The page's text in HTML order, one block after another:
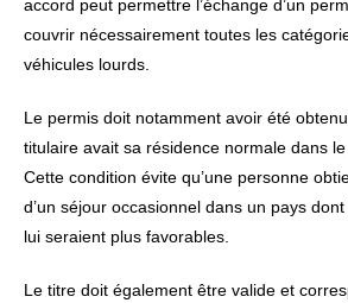
accord peut permettre l’échange d’un
couvrir nécessairement toutes les
véhicules lourds.
Le permis doit notamment avoir été
titulaire avait sa résidence normale dans
Cette condition évite qu’une personne
d’un séjour occasionnel dans un pays
lui seraient plus favorables.
Le titre doit également être valide et